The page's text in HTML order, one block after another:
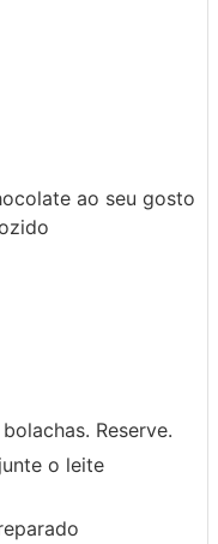
ao seu gosto
Reserve.
o leite